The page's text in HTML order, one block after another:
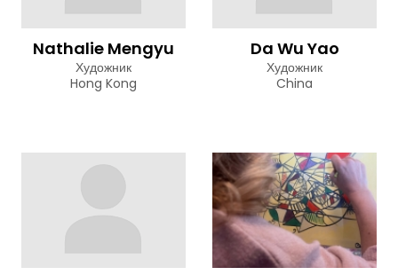
Nathalie Mengyu
Художник
Hong Kong
Da Wu Yao
Художник
China